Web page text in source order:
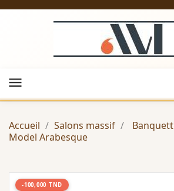
menu
Accueil Salons massif
Model Arabesque
-100,000 TND